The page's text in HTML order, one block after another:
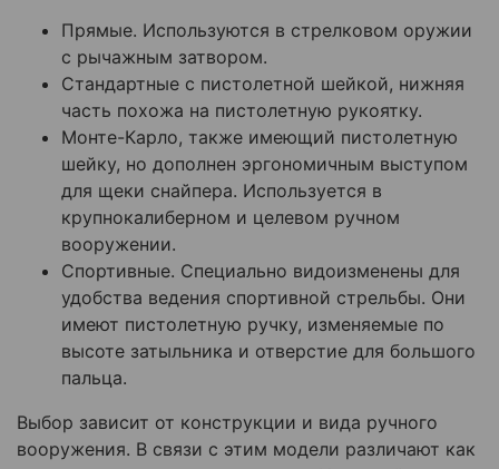
Прямые. Используются в стрелковом оружии
с рычажным затвором.
Стандартные с пистолетной шейкой, нижняя
часть похожа на пистолетную рукоятку.
Монте-Карло, также имеющий пистолетную
шейку, но дополнен эргономичным выступом
для щеки снайпера. Используется в
крупнокалиберном и целевом ручном
вооружении.
Спортивные. Специально видоизменены для
удобства ведения спортивной стрельбы. Они
имеют пистолетную ручку, изменяемые по
высоте затыльника и отверстие для большого
пальца.
Выбор зависит от конструкции и вида ручного
вооружения. В связи с этим модели различают как